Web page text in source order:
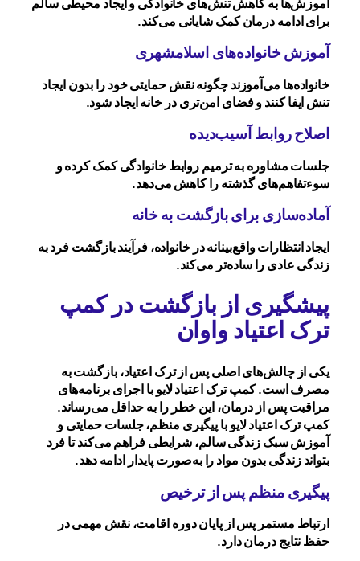
برای ادامه درمان کمک شایانی می‌کند.
آموزش خانواده‌های اسلامشهری
خانواده‌ها می‌آموزند چگونه نقش حمایتی خود را بدون ایجاد
تنش ایفا کنند و فضای امن‌تری در خانه ایجاد شود.
اصلاح روابط آسیب‌دیده
جلسات مشاوره به ترمیم روابط خانوادگی کمک کرده و
سوءتفاهم‌های گذشته را کاهش می‌دهد.
آماده‌سازی برای بازگشت به خانه
ایجاد انتظارات واقع‌بینانه در خانواده، فرآیند بازگشت فرد به
زندگی عادی را ساده‌تر می‌کند.
پیشگیری از بازگشت در کمپ
ترک اعتیاد واوان
یکی از چالش‌های اصلی پس از ترک اعتیاد، بازگشت به
مصرف است. کمپ ترک اعتیاد لایو با اجرای برنامه‌های
مراقبت پس از درمان، این خطر را به حداقل می‌رساند.
کمپ ترک اعتیاد لایو با پیگیری منظم، جلسات حمایتی و
آموزش سبک زندگی سالم، شرایطی فراهم می‌کند تا فرد
بتواند زندگی بدون مواد را به‌صورت پایدار ادامه دهد.
پیگیری منظم پس از ترخیص
ارتباط مستمر پس از پایان دوره اقامت، نقش مهمی در
حفظ نتایج درمان دارد.